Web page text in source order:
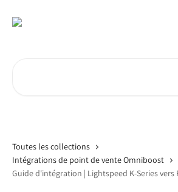
Toutes les collections
Intégrations de point de vente Omniboost
Guide d'intégration | Lightspeed K-Series vers